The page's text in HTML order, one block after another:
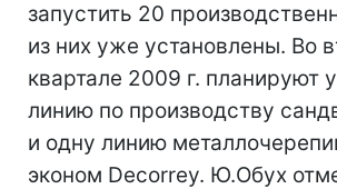
запустить 20
из них уже установлены. Во
квартале 2009 г. планируют
линию по производству
и одну линию
эконом Decorrey. Ю.Обух